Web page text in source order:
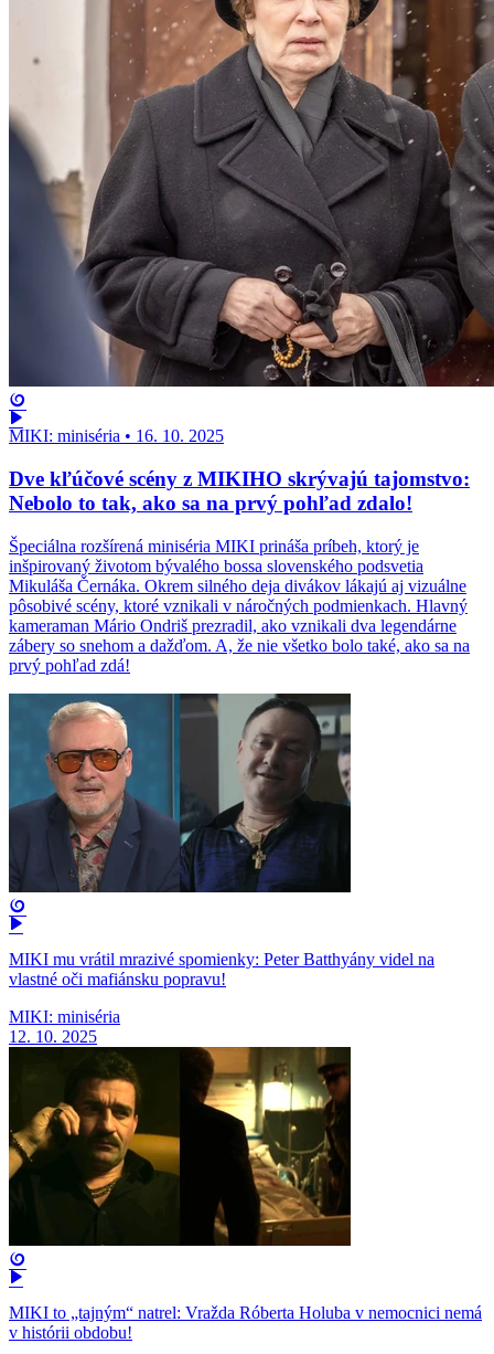
MIKI: miniséria • 16. 10. 2025
Dve kľúčové scény z MIKIHO skrývajú tajomstvo:
Nebolo to tak, ako sa na prvý pohľad zdalo!
Špeciálna rozšírená miniséria MIKI prináša príbeh, ktorý je
inšpirovaný životom bývalého bossa slovenského podsvetia
Mikuláša Černáka. Okrem silného deja divákov lákajú aj vizuálne
pôsobivé scény, ktoré vznikali v náročných podmienkach. Hlavný
kameraman Mário Ondriš prezradil, ako vznikali dva legendárne
zábery so snehom a dažďom. A, že nie všetko bolo také, ako sa na
prvý pohľad zdá!
MIKI mu vrátil mrazivé spomienky: Peter Batthyány videl na
vlastné oči mafiánsku popravu!
MIKI: miniséria
12. 10. 2025
MIKI to „tajným“ natrel: Vražda Róberta Holuba v nemocnici nemá
v histórii obdobu!